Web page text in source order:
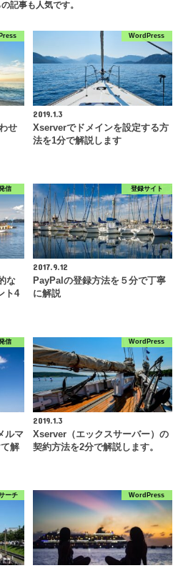
記事も人気です。
せ
WordPress
2019.1.3
Xserverでドメインを設定する方
法を1分で解説します
信
な
ト4
登録サイト
2017.9.12
PayPalの登録方法を５分で丁寧
に解説
信
ルマ
解
WordPress
2019.1.3
Xserver（エックスサーバー）の
契約方法を2分で解説します。
ーチ WordPress